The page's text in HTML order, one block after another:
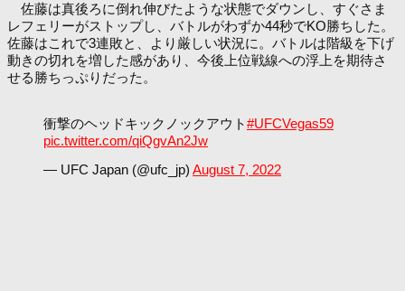
佐藤は真後ろに倒れ伸びたような状態でダウンし、すぐさま
レフェリーがストップし、バトルがわずか44秒でKO勝ちした。
佐藤はこれで3連敗と、より厳しい状況に。バトルは階級を下げ
動きの切れを増した感があり、今後上位戦線への浮上を期待さ
せる勝ちっぷりだった。
衝撃のヘッドキックノックアウト#UFCVegas59
pic.twitter.com/qiQgvAn2Jw
— UFC Japan (@ufc_jp) August 7, 2022